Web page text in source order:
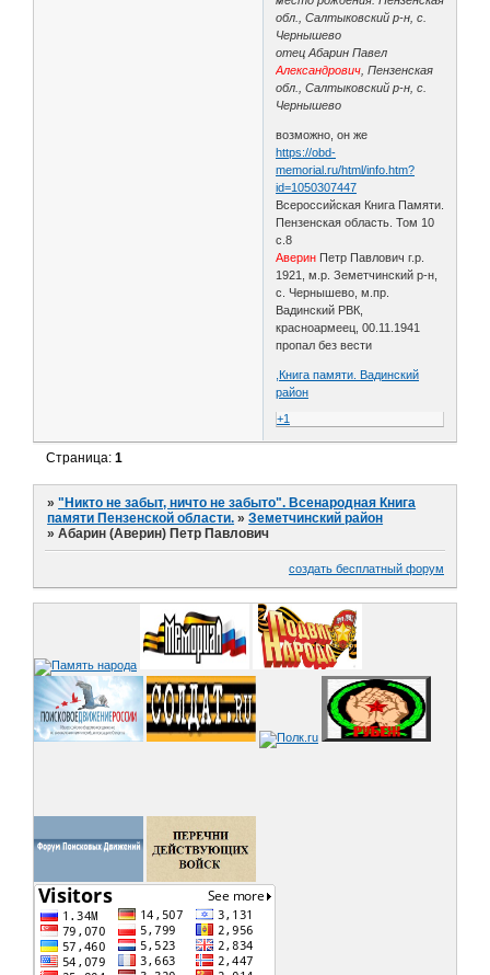
обл., Салтыковский р-н, с.
Чернышево
отец Абарин Павел
Александрович , Пензенская
обл., Салтыковский р-н, с.
Чернышево
возможно, он же
https://obd-
memorial.ru/html/info.htm?
id=1050307447
Всероссийская Книга Памяти.
Пензенская область. Том 10
с.8
Аверин Петр Павлович г.р.
1921, м.р. Земетчинский р-н,
с. Чернышево, м.пр.
Вадинский РВК,
красноармеец, 00.11.1941
пропал без вести
,Книга памяти. Вадинский
район
+1
Страница:1
»"Никто не забыт, ничто не забыто". Всенародная Книга
памяти Пензенской области. »Земетчинский район
»Абарин (Аверин) Петр Павлович
создать бесплатный форум